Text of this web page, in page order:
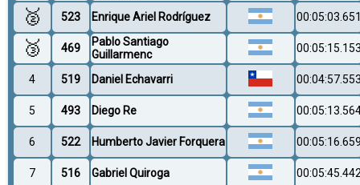
🥈 523 Enrique Ariel Rodríguez
🥉 469
Pablo Santiago
Guillarmenc
4 519 Daniel Echavarri
5 493 Diego Re
6 522 Humberto Javier Forquera
7 516 Gabriel Quiroga